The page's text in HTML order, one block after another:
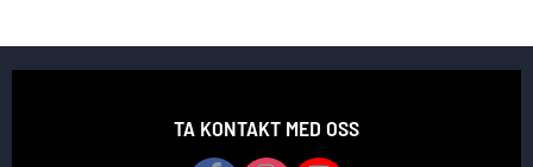
TA KONTAKT MED OSS